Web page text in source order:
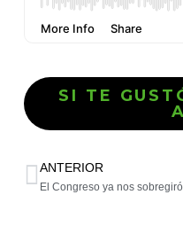
SI TE
ANTERIOR
El Congreso ya nos sobregiró